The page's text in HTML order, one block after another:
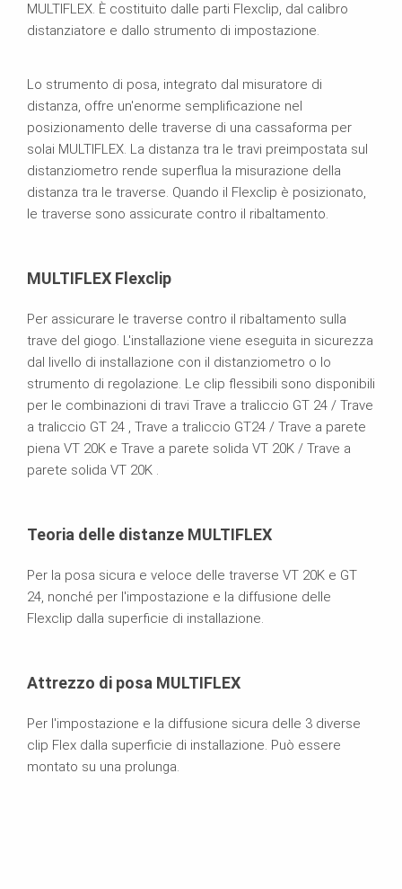
MULTIFLEX. È costituito dalle parti Flexclip, dal calibro
distanziatore e dallo strumento di impostazione.
Lo strumento di posa, integrato dal misuratore di
distanza, offre un'enorme semplificazione nel
posizionamento delle traverse di una cassaforma per
solai MULTIFLEX. La distanza tra le travi preimpostata sul
distanziometro rende superflua la misurazione della
distanza tra le traverse. Quando il Flexclip è posizionato,
le traverse sono assicurate contro il ribaltamento.
MULTIFLEX Flexclip
Per assicurare le traverse contro il ribaltamento sulla
trave del giogo. L'installazione viene eseguita in sicurezza
dal livello di installazione con il distanziometro o lo
strumento di regolazione. Le clip flessibili sono disponibili
per le combinazioni di travi Trave a traliccio GT 24 / Trave
a traliccio GT 24 , Trave a traliccio GT24 / Trave a parete
piena VT 20K e Trave a parete solida VT 20K / Trave a
parete solida VT 20K .
Teoria delle distanze MULTIFLEX
Per la posa sicura e veloce delle traverse VT 20K e GT
24, nonché per l'impostazione e la diffusione delle
Flexclip dalla superficie di installazione.
Attrezzo di posa MULTIFLEX
Per l'impostazione e la diffusione sicura delle 3 diverse
clip Flex dalla superficie di installazione. Può essere
montato su una prolunga.